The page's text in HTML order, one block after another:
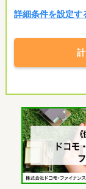
詳細条件を設定す